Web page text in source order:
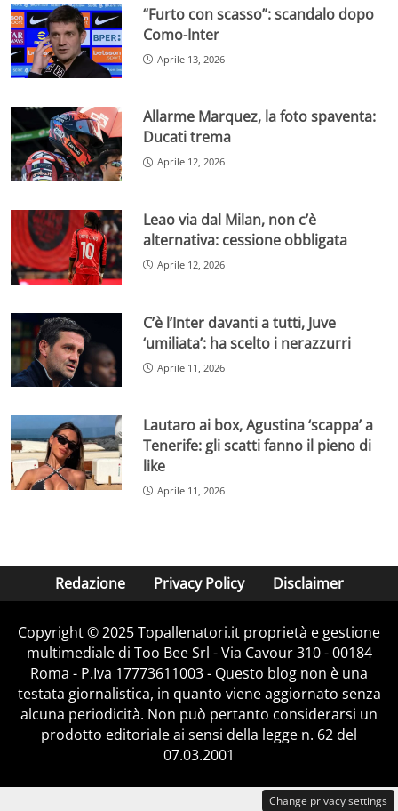
“Furto con scasso”: scandalo dopo
Como-Inter
Aprile 13, 2026
Allarme Marquez, la foto spaventa:
Ducati trema
Aprile 12, 2026
Leao via dal Milan, non c’è
alternativa: cessione obbligata
Aprile 12, 2026
C’è l’Inter davanti a tutti, Juve
‘umiliata’: ha scelto i nerazzurri
Aprile 11, 2026
Lautaro ai box, Agustina ‘scappa’ a
Tenerife: gli scatti fanno il pieno di
like
Aprile 11, 2026
Redazione Privacy Policy Disclaimer
Copyright © 2025 Topallenatori.it proprietà e gestione
multimediale di Too Bee Srl - Via Cavour 310 - 00184
Roma - P.Iva 17773611003 - Questo blog non è una
testata giornalistica, in quanto viene aggiornato senza
alcuna periodicità. Non può pertanto considerarsi un
prodotto editoriale ai sensi della legge n. 62 del
07.03.2001
Change privacy settings